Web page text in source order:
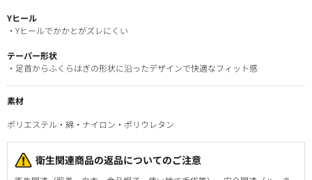
Yヒール
・Yヒールでかかとがズレにくい
テーパー形状
・足首からふくらはぎの形状に沿ったデザインで快適なフィット感
素材
ポリエステル・綿・ナイロン・ポリウレタン
衛生関連商品の返品についてのご注意